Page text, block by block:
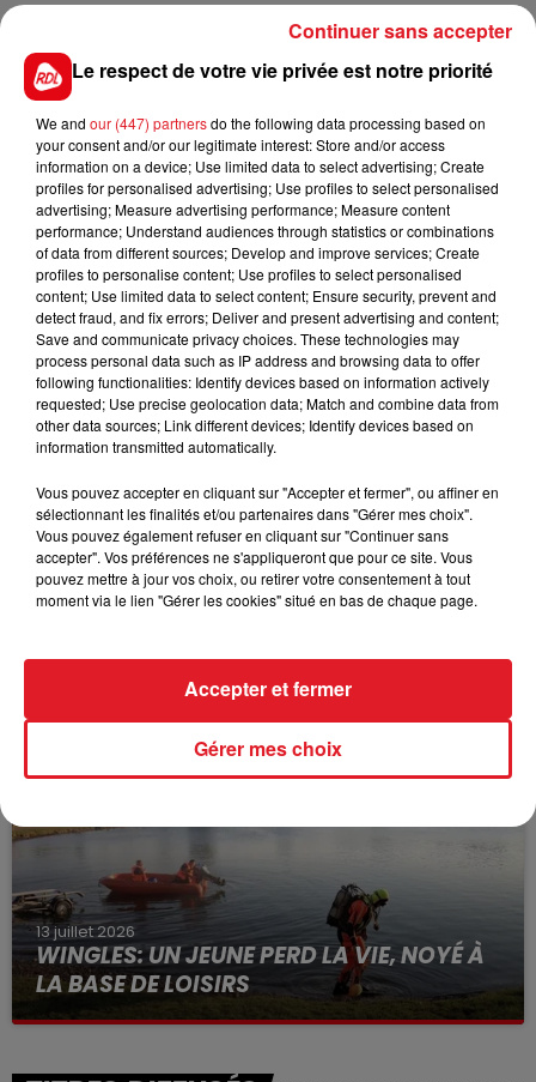
L'entraineur D.Cottin est bien armé
dans cette épreuve, et celui-ci sur sa victoire dans
un handicap moins relevé, à sa chance pour la 5
éme place.
4 MISS MAIA:Sujette à des problémes de santé, elle
a encore peu couru, mais vu son parcours poir sa
rentrée, elle semble sur la bonne voie. A ne pas sous
estimer
******
FIL D'ACTUS
BÉTHUNE: ENQUÊTE POUR HOMICIDE
VOLONTAIRE EN COURS, APRÈS LA...
à des prostituées
13 juillet 2026
WINGLES: UN JEUNE PERD LA VIE, NOYÉ À
LA BASE DE LOISIRS
La victime a coulé à pic
Le respect de votre vie privée est notre priorité
We and our (447) partnersdo the following data processing based on
your consent and/or our legitimate interest: Store and/or access
information on a device; Use limited data to select advertising; Create
profiles for personalised advertising; Use profiles to select personalised
advertising; Measure advertising performance; Measure content
performance; Understand audiences through statistics or combinations
of data from different sources; Develop and improve services; Create
profiles to personalise content; Use profiles to select personalised
content; Use limited data to select content; Ensure security, prevent and
detect fraud, and fix errors; Deliver and present advertising and content;
Save and communicate privacy choices. These technologies may
process personal data such as IP address and browsing data to offer
following functionalities: Identify devices based on information actively
requested; Use precise geolocation data; Match and combine data from
other data sources; Link different devices; Identify devices based on
information transmitted automatically.
Vous pouvez accepter en cliquant sur "Accepter et fermer", ou affiner en
sélectionnant les finalités et/ou partenaires dans "Gérer mes choix".
Vous pouvez également refuser en cliquant sur "Continuer sans
accepter". Vos préférences ne s'appliqueront que pour ce site. Vous
pouvez mettre à jour vos choix, ou retirer votre consentement à tout
moment via le lien "Gérer les cookies" situé en bas de chaque page.
Gérer mes choix
Accepter et fermer
Continuer sans accepter